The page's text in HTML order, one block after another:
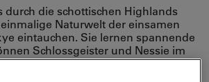
durch die schottischen Highlands
Naturwelt der einsamen
eintauchen. Sie lernen spannende
Schlossgeister und Nessie im
die Nase in das Geheimnis der